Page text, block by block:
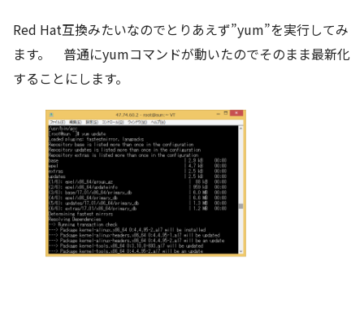
Red Hat互換みたいなのでとりあえず”yum”を実行してみ
ます。 普通にyumコマンドが動いたのでそのまま最新化
することにします。